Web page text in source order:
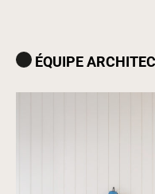
ÉQUIPE